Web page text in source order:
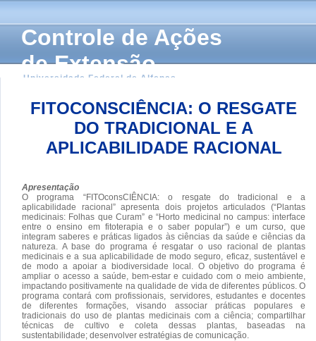
Controle de Ações
de Extensão
Universidade Federal de Alfenas
FITOCONSCIÊNCIA: O RESGATE
DO TRADICIONAL E A
APLICABILIDADE RACIONAL
Apresentação
O programa “FITOconsCIÊNCIA: o resgate do tradicional e a
aplicabilidade racional” apresenta dois projetos articulados (“Plantas
medicinais: Folhas que Curam” e “Horto medicinal no campus: interface
entre o ensino em fitoterapia e o saber popular”) e um curso, que
integram saberes e práticas ligados às ciências da saúde e ciências da
natureza. A base do programa é resgatar o uso racional de plantas
medicinais e a sua aplicabilidade de modo seguro, eficaz, sustentável e
de modo a apoiar a biodiversidade local. O objetivo do programa é
ampliar o acesso a saúde, bem-estar e cuidado com o meio ambiente,
impactando positivamente na qualidade de vida de diferentes públicos. O
programa contará com profissionais, servidores, estudantes e docentes
de diferentes formações, visando associar práticas populares e
tradicionais do uso de plantas medicinais com a ciência; compartilhar
técnicas de cultivo e coleta dessas plantas, baseadas na
sustentabilidade; desenvolver estratégias de comunicação.